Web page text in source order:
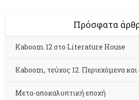
Πρόσφατα
Kaboom 12 στο Literature House
Kaboom, τεύχος 12. Περιεχόμενα
Μετα-αποκαλυπτική εποχή